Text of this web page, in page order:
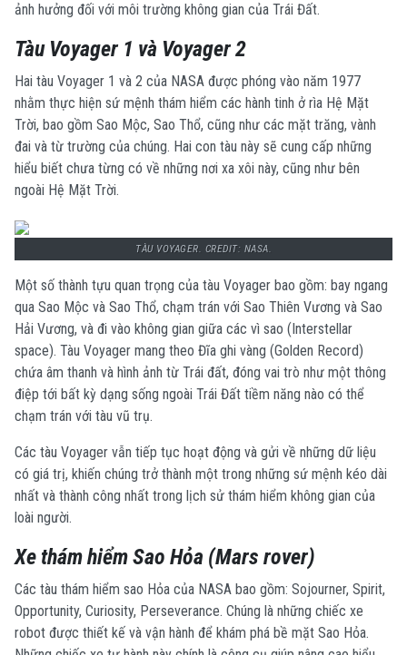
ảnh hưởng đối với môi trường không gian của Trái Đất.
Tàu Voyager 1 và Voyager 2
Hai tàu Voyager 1 và 2 của NASA được phóng vào năm 1977
nhằm thực hiện sứ mệnh thám hiểm các hành tinh ở rìa Hệ Mặt
Trời, bao gồm Sao Mộc, Sao Thổ, cũng như các mặt trăng, vành
đai và từ trường của chúng. Hai con tàu này sẽ cung cấp những
hiểu biết chưa từng có về những nơi xa xôi này, cũng như bên
ngoài Hệ Mặt Trời.
TÀU VOYAGER. CREDIT: NASA.
Một số thành tựu quan trọng của tàu Voyager bao gồm: bay ngang
qua Sao Mộc và Sao Thổ, chạm trán với Sao Thiên Vương và Sao
Hải Vương, và đi vào không gian giữa các vì sao (Interstellar
space). Tàu Voyager mang theo Đĩa ghi vàng (Golden Record)
chứa âm thanh và hình ảnh từ Trái đất, đóng vai trò như một thông
điệp tới bất kỳ dạng sống ngoài Trái Đất tiềm năng nào có thể
chạm trán với tàu vũ trụ.
Các tàu Voyager vẫn tiếp tục hoạt động và gửi về những dữ liệu
có giá trị, khiến chúng trở thành một trong những sứ mệnh kéo dài
nhất và thành công nhất trong lịch sử thám hiểm không gian của
loài người.
Xe thám hiểm Sao Hỏa (Mars rover)
Các tàu thám hiểm sao Hỏa của NASA bao gồm: Sojourner, Spirit,
Opportunity, Curiosity, Perseverance. Chúng là những chiếc xe
robot được thiết kế và vận hành để khám phá bề mặt Sao Hỏa.